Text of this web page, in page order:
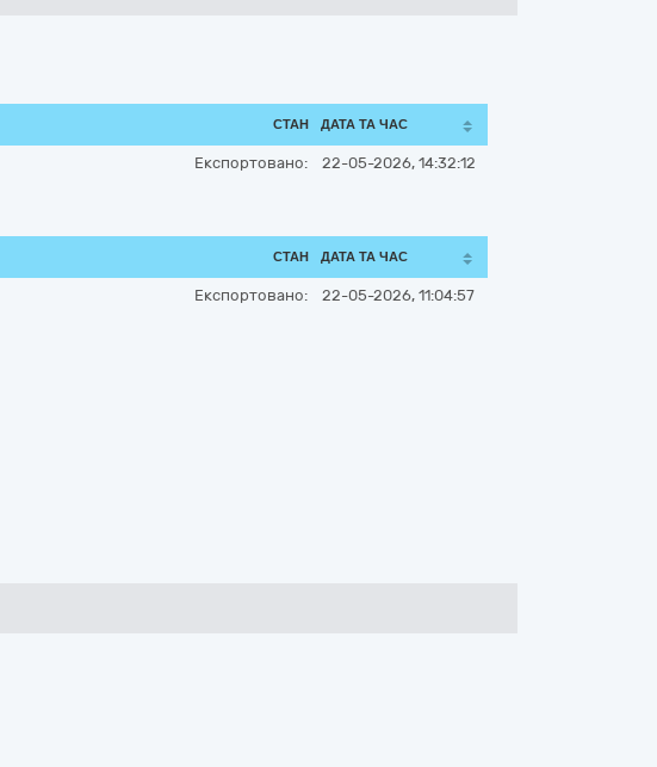
СТАН ДАТА ТА ЧАС
Експортовано: 22-05-2026, 14:32:12
СТАН ДАТА ТА ЧАС
Експортовано: 22-05-2026, 11:04:57